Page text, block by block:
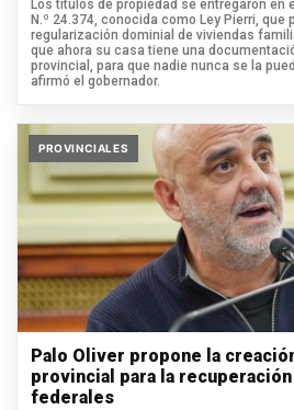
Los títulos de propiedad se entregaron en
N.º 24.374, conocida como Ley Pierri, que
regularización dominial de viviendas
que ahora su casa tiene una
provincial, para que nadie nunca se la
afirmó el gobernador.
PROVINCIALES
Palo Oliver propone la
provincial para la
federales